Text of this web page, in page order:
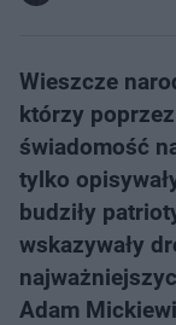
Wieszcze
którzy
świadomość
tylko
budziły
wskazywały
Adam